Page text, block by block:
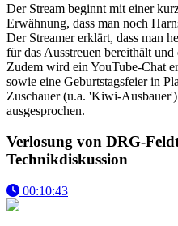
Der Stream beginnt mit einer
Erwähnung, dass man noch
Der Streamer erklärt, dass man
für das Ausstreuen bereithält
Zudem wird ein YouTube-Chat
sowie eine Geburtstagsfeier in
Zuschauer (u.a. 'Kiwi-
ausgesprochen.
Verlosung von DRG-
Technikdiskussion
00:10:43